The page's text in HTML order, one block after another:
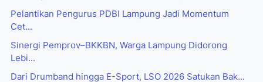
Pelantikan Pengurus PDBI Lampung Jadi Momentum
Cet...
Sinergi Pemprov–BKKBN, Warga Lampung Didorong
Lebi...
Dari Drumband hingga E-Sport, LSO 2026 Satukan Bak...